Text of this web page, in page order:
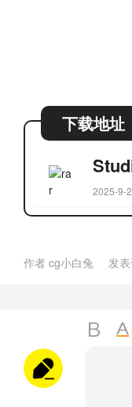
下载地址
2025-9-
作者 cg小白兔 发